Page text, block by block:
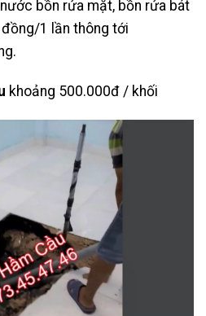
bồn rửa mặt, bồn rửa bát
1 lần thông tới
khoảng 500.000đ / khối